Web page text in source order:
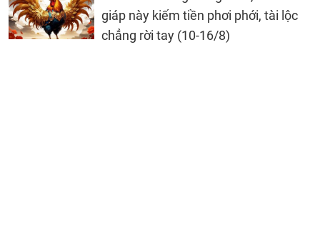
giáp này kiếm tiền phơi phới, tài lộc
chẳng rời tay (10-16/8)